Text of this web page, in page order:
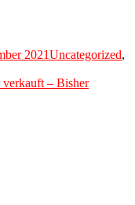
2021Uncategorized,
– Bisher